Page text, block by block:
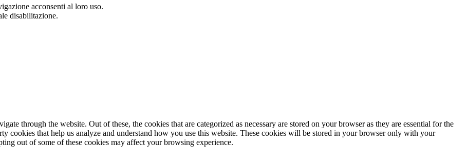
acconsenti al loro uso.
disabilitazione.
through the website. Out of these, the cookies that are categorized as necessary are stored on your browser as they are essential for the
cookies that help us analyze and understand how you use this website. These cookies will be stored in your browser only with your
out of some of these cookies may affect your browsing experience.